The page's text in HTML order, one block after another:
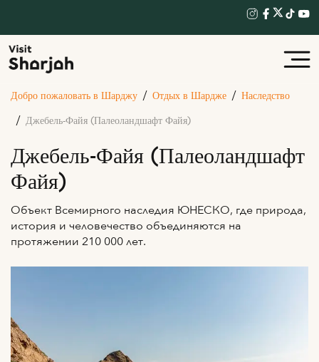
Добро пожаловать в Шарджу Отдых в Шардже Наследство
Джебель-Файя (Палеоландшафт Файя)
Джебель-Файя (Палеоландшафт
Файя)
Объект Всемирного наследия ЮНЕСКО, где природа,
история и человечество объединяются на
протяжении 210 000 лет.